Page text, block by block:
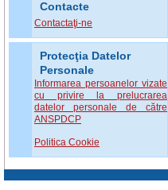
Contacte
Contactaţi-ne
Protecţia Datelor
Personale
Informarea persoanelor vizate
cu privire la prelucrarea
datelor personale de către
ANSPDCP
Politica Cookie